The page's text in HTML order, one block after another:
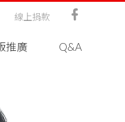
推廣 Q&A
線上捐款